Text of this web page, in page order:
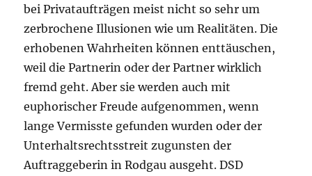
bei Privataufträgen meist nicht so sehr um
zerbrochene Illusionen wie um Realitäten. Die
erhobenen Wahrheiten können enttäuschen,
weil die Partnerin oder der Partner wirklich
fremd geht. Aber sie werden auch mit
euphorischer Freude aufgenommen, wenn
lange Vermisste gefunden wurden oder der
Unterhaltsrechtsstreit zugunsten der
Auftraggeberin in Rodgau ausgeht. DSD